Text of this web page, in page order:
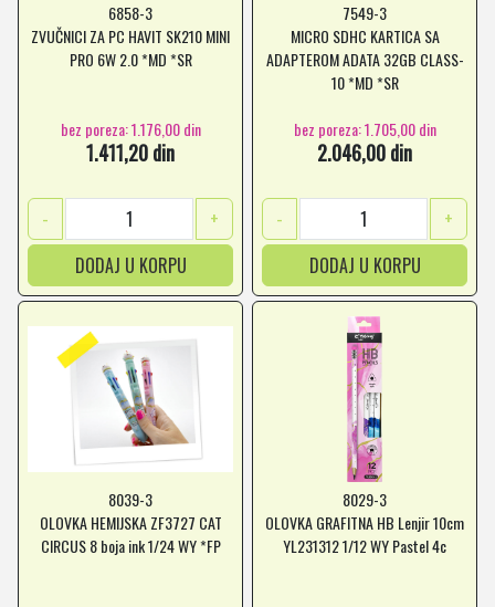
6858-3
ZVUČNICI ZA PC HAVIT SK210 MINI
PRO 6W 2.0 *MD *SR
bez poreza: 1.176,00 din
1.411,20 din
-
+
DODAJ U KORPU
7549-3
MICRO SDHC KARTICA SA
ADAPTEROM ADATA 32GB CLASS-
10 *MD *SR
bez poreza: 1.705,00 din
2.046,00 din
-
+
DODAJ U KORPU
8039-3
OLOVKA HEMIJSKA ZF3727 CAT
CIRCUS 8 boja ink 1/24 WY *FP
8029-3
OLOVKA GRAFITNA HB Lenjir 10cm
YL231312 1/12 WY Pastel 4c